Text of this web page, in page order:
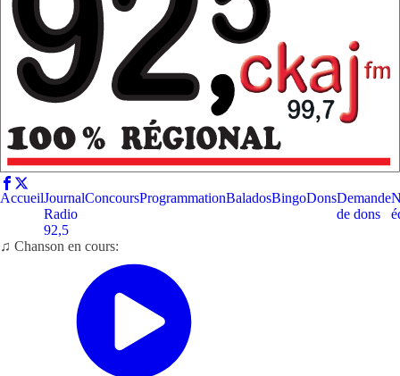
AccueilJournal
Radio
92,5
ConcoursProgrammationBaladosBingoDonsDemande
de dons
♫ Chanson en cours: